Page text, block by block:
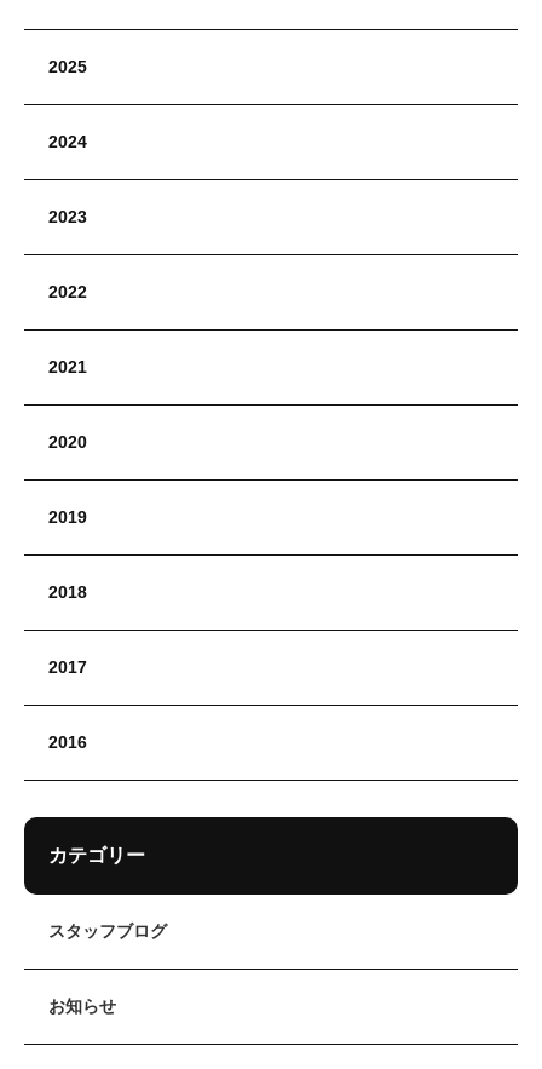
2025
2024
2023
2022
2021
2020
2019
2018
2017
2016
カテゴリー
スタッフブログ
お知らせ